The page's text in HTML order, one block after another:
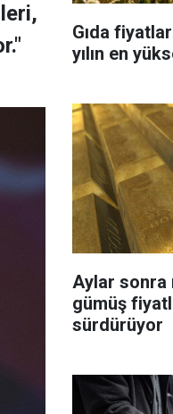
Gıda
yılın en
Aylar sonra
gümüş
sürdürüyor